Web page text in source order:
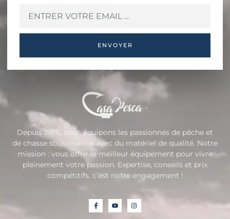
ENVOYER
Depuis 2016, nous équipons les passionnés de pêche et
de chasse sous-marine avec du matériel de qualité. Notre
mission : vous offrir le meilleur équipement pour vivre
pleinement votre passion. Expertise, conseils et prix
compétitifs, c’est notre engagement !